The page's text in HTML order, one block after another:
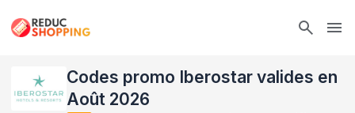
Codes promo Iberostar valides en
Août 2026